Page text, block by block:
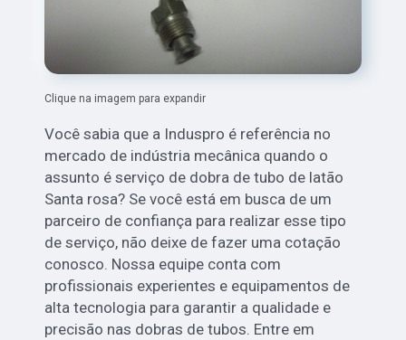
Clique na imagem para expandir
Você sabia que a Induspro é referência no
mercado de indústria mecânica quando o
assunto é serviço de dobra de tubo de latão
Santa rosa? Se você está em busca de um
parceiro de confiança para realizar esse tipo
de serviço, não deixe de fazer uma cotação
conosco. Nossa equipe conta com
profissionais experientes e equipamentos de
alta tecnologia para garantir a qualidade e
precisão nas dobras de tubos. Entre em